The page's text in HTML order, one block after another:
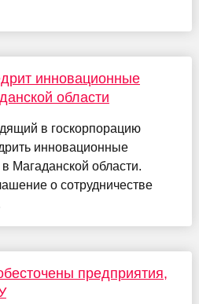
инновационные
области
в госкорпорацию
инновационные
Магаданской области.
о сотрудничестве
предприятия,